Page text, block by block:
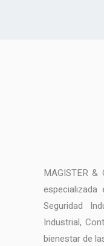
MAGISTER &
Seguridad
Industrial,
bienestar de